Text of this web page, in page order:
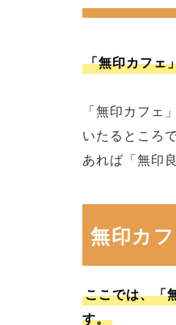
「無印カフェ
「無印カフェ
いたるところ
あれば「無印
無印カ
ここでは、「
す。